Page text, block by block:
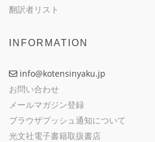
翻訳者リスト
INFORMATION
info@kotensinyaku.jp
お問い合わせ
メールマガジン登録
ブラウザプッシュ通知について
光文社電子書籍取扱書店